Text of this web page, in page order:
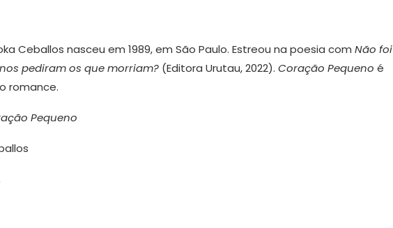
Ceballos nasceu em 1989, em São Paulo. Estreou na poesia com Não foi
pediram os que morriam? (Editora Urutau, 2022). Coração Pequeno é
romance.
Pequeno